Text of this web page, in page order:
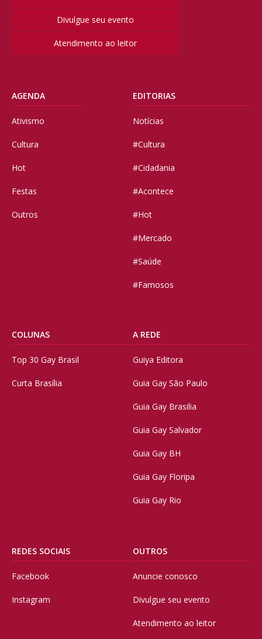
Divulgue seu evento
Atendimento ao leitor
AGENDA
Ativismo
Cultura
Hot
Festas
Outros
EDITORIAS
Notícias
#Cultura
#Cidadania
#Acontece
#Hot
#Mercado
#Saúde
#Famosos
COLUNAS
Top 30 Gay Brasil
Curta Brasília
A REDE
Guiya Editora
Guia Gay São Paulo
Guia Gay Brasilia
Guia Gay Salvador
Guia Gay BH
Guia Gay Floripa
Guia Gay Rio
REDES SOCIAIS
Facebook
Instagram
OUTROS
Anuncie conosco
Divulgue seu evento
Atendimento ao leitor